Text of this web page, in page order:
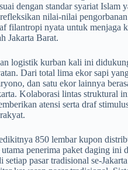
dengan standar syariat Islam
nilai-nilai
filantropi nyata untuk menjaga
Jakarta Barat.
logistik kurban kali ini
Dari total lima ekor sapi
dan satu ekor lainnya
Kolaborasi lintas struktural
atensi serta draf
850 lembar kupon
penerima paket daging ini
pasar tradisional se-